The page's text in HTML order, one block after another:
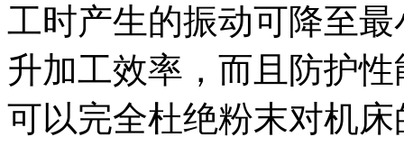
工时产生的振动可降至
升加工效率，而且防护
可以完全杜绝粉末对机